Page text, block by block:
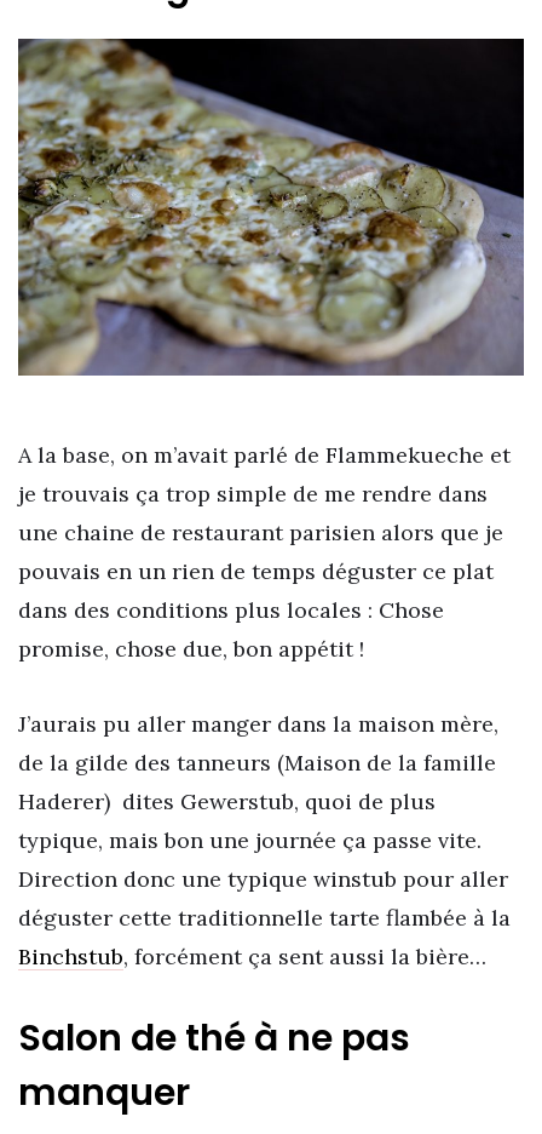
A la base, on m’avait parlé de Flammekueche et
je trouvais ça trop simple de me rendre dans
une chaine de restaurant parisien alors que je
pouvais en un rien de temps déguster ce plat
dans des conditions plus locales : Chose
promise, chose due, bon appétit !
J’aurais pu aller manger dans la maison mère,
de la gilde des tanneurs (Maison de la famille
Haderer) dites Gewerstub, quoi de plus
typique, mais bon une journée ça passe vite.
Direction donc une typique winstub pour aller
déguster cette traditionnelle tarte flambée à la
Binchstub, forcément ça sent aussi la bière…
Salon de thé à ne pas
manquer